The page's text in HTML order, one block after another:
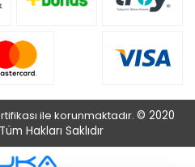
ile korunmaktadır. © 2020
Tüm Hakları Saklıdır